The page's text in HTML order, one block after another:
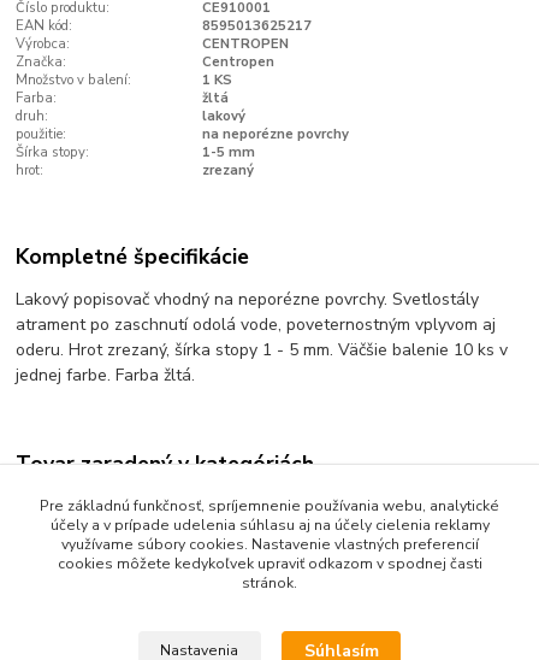
Číslo produktu:
CE910001
EAN kód:
8595013625217
Výrobca:
CENTROPEN
Značka:
Centropen
Množstvo v balení:
1 KS
Farba:
žltá
druh:
lakový
použitie:
na neporézne povrchy
Šírka stopy:
1-5 mm
hrot:
zrezaný
Kompletné špecifikácie
Lakový popisovač vhodný na neporézne povrchy. Svetlostály
atrament po zaschnutí odolá vode, poveternostným vplyvom aj
oderu. Hrot zrezaný, šírka stopy 1 - 5 mm. Väčšie balenie 10 ks v
jednej farbe. Farba žltá.
Tovar zaradený v kategóriách
Písanie a popisovanie
Popisovače lakové
Pre základnú funkčnosť, spríjemnenie používania webu, analytické
účely a v prípade udelenia súhlasu aj na účely cielenia reklamy
využívame súbory cookies. Nastavenie vlastných preferencií
cookies môžete kedykoľvek upraviť odkazom v spodnej časti
stránok.
Nastavenia Súhlasím